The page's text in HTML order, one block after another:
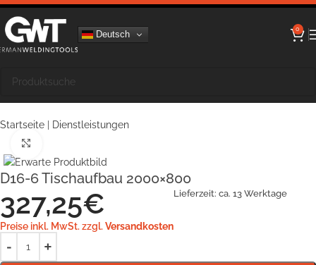
Deutsch 0
Startseite Dienstleistungen
D16-6 Tischaufbau 2000×800
327,25€
Preise inkl. MwSt. zzgl.Versandkosten
Lieferzeit: ca. 13 Werktage